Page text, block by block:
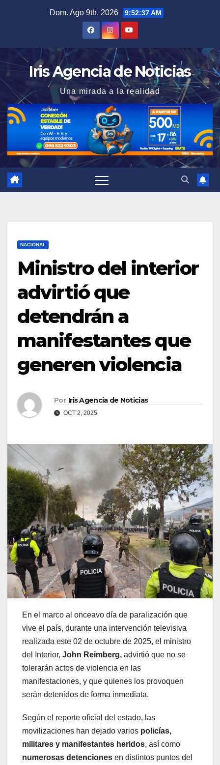
Dom. Ago 9th, 2026 9:52:38 AM
Iris Agencia de Noticias
Una mirada a la realidad
NACIONAL
Ministro del interior
advirtió que
detendrán a
manifestantes que
generen violencia
Por Iris Agencia de Noticias
OCT 2, 2025
En el marco al onceavo día de paralización que
vive el país, durante una intervención televisiva
realizada este 02 de octubre de 2025, el ministro
del Interior, John Reimberg, advirtió que no se
tolerarán actos de violencia en las
manifestaciones, y que quienes los provoquen
serán detenidos de forma inmediata.
Según el reporte oficial del estado, las
movilizaciones han dejado varios policías,
militares y manifestantes heridos, así como
numerosas detenciones en distintos puntos del